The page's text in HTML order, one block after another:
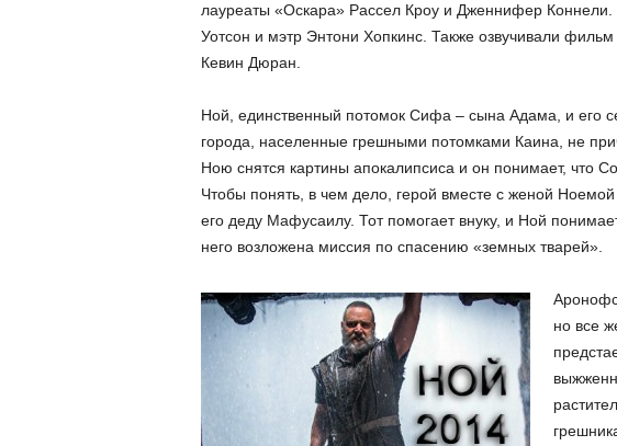
лауреаты «Оскара» Рассел Кроу и Дженнифер
Уотсон и мэтр Энтони Хопкинс. Также озвучивали фильм
Кевин Дюран.
Ной, единственный потомок Сифа – сына Адама, и его
города, населенные грешными потомками Каина, не
Ною снятся картины апокалипсиса и он понимает, что
Чтобы понять, в чем дело, герой вместе с женой
его деду Мафусаилу. Тот помогает внуку, и Ной
него возложена миссия по спасению «земных тварей».
но все